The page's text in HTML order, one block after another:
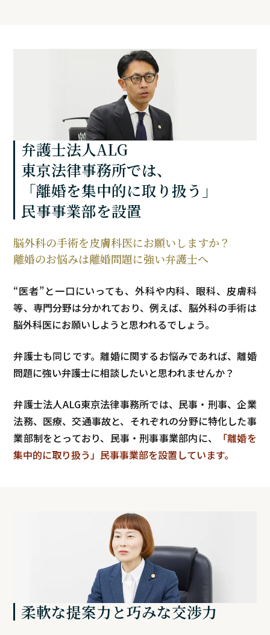
弁護士法人ALG
東京法律事務所では、
「離婚を集中的に取り扱う」
民事事業部を設置
脳外科の手術を皮膚科医にお願いしますか？
離婚のお悩みは離婚問題に強い弁護士へ
“医者”と一口にいっても、外科や内科、眼科、皮膚科
等、専門分野は分かれており、例えば、脳外科の手術は
脳外科医にお願いしようと思われるでしょう。
弁護士も同じです。離婚に関するお悩みであれば、離婚
問題に強い弁護士に相談したいと思われませんか？
弁護士法人ALG東京法律事務所では、民事・刑事、企業
法務、医療、交通事故と、それぞれの分野に特化した事
業部制をとっており、民事・刑事事業部内に、
「離婚を
集中的に取り扱う」民事事業部を設置しています。
柔軟な提案力と巧みな交渉力